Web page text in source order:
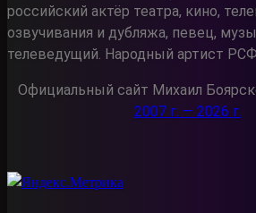
российский актёр театра, кино,
озвучивания и дубляжа, певец,
телеведущий. Народный артист
Официальный сайт Михаил
2007 г. — 2026 г.